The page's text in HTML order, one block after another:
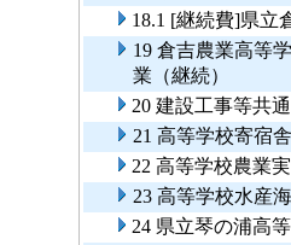
18.1 [継続費]県立
19 倉吉農業高等
業（継続）
20 建設工事等共
21 高等学校寄宿
22 高等学校農業
23 高等学校水産
24 県立琴の浦高